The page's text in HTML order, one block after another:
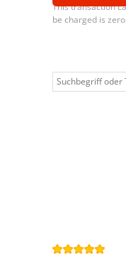
This transaction
be charged is zero.
Kontakt
Allgemeine